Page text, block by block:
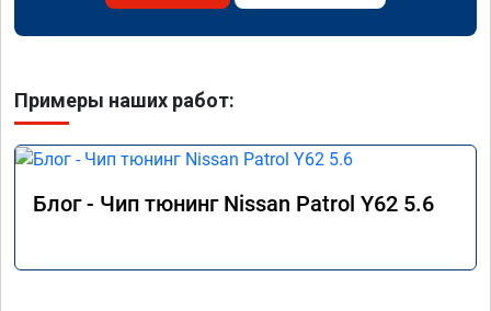
Примеры наших работ:
Блог - Чип тюнинг Nissan Patrol Y62 5.6